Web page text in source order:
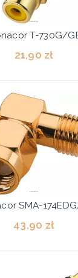
T-730G/
21,90 zł
SMA-
43,90 zł